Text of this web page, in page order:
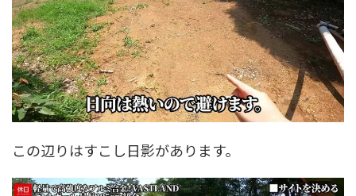
この辺りはすこし日影があります。